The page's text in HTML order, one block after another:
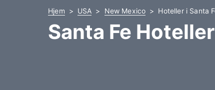
Hjem USA New Mexico Hoteller i Santa
Santa Fe Hoteller